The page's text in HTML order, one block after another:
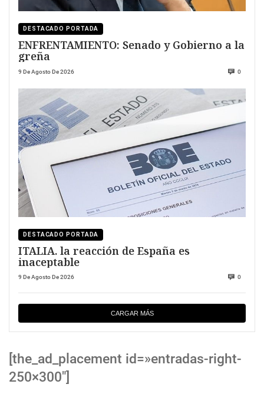
DESTACADO PORTADA
ENFRENTAMIENTO: Senado y Gobierno a la
greña
9 De Agosto De 2026 0
DESTACADO PORTADA
ITALIA. la reacción de España es
inaceptable
9 De Agosto De 2026 0
CARGAR MÁS
[the_ad_placement id=»entradas-right-
250×300″]